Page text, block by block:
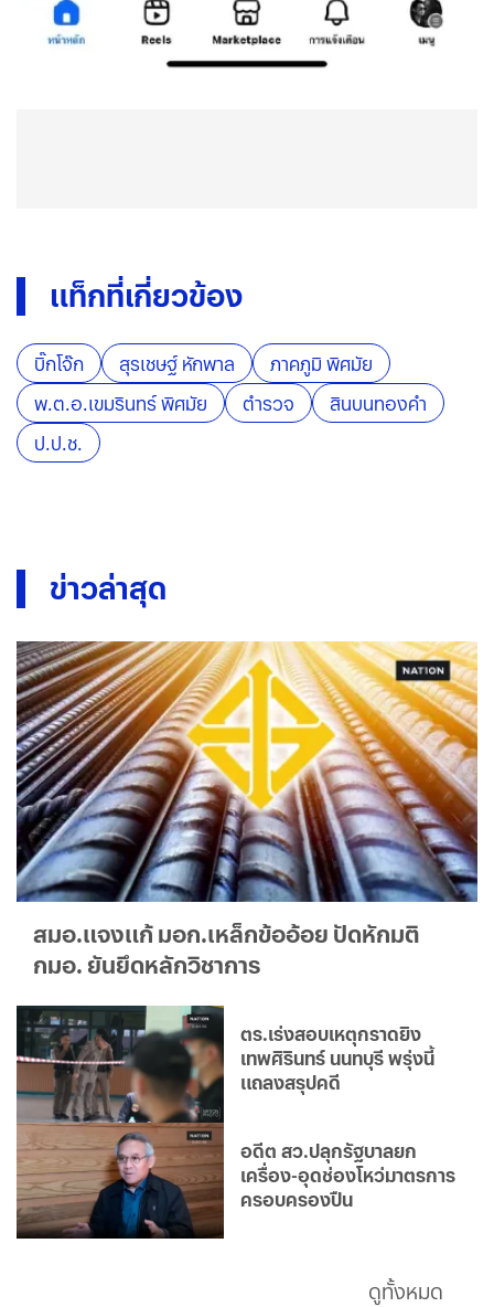
แท็กที่เกี่ยวข้อง
บิ๊กโจ๊ก สุรเชษฐ์ หักพาล
ภาคภูมิ พิศมัย
พ.ต.อ.เขมรินทร์ พิศมัย
ตำรวจ
สินบนทองคำ
ป.ป.ช.
ข่าวล่าสุด
สมอ.แจงแก้ มอก.เหล็กข้ออ้อย ปัดหักมติ
กมอ. ยันยึดหลักวิชาการ
ตร.เร่งสอบเหตุกราดยิง
เทพศิรินทร์ นนทบุรี พรุ่งนี้
แถลงสรุปคดี
อดีต สว.ปลุกรัฐบาลยก
เครื่อง-อุดช่องโหว่มาตรการ
ครอบครองปืน
ดูทั้งหมด